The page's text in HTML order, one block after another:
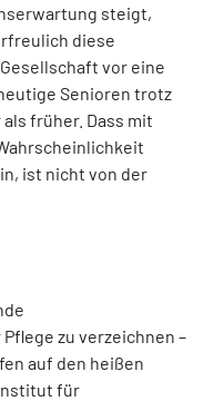
steigt,
diese
vor eine
Senioren trotz
früher. Dass mit
ist nicht von der
zu verzeichnen –
auf den heißen
für